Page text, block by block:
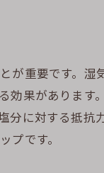
じた専門家の提
寿命化に欠かせ
高めるための塗
化を抑える環境
重要です。
果がありま
分に対する抵
プです。